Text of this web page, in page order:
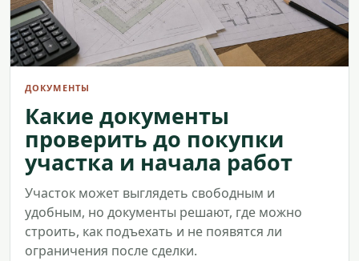
ДОКУМЕНТЫ
Какие документы
проверить до покупки
участка и начала работ
Участок может выглядеть свободным и
удобным, но документы решают, где можно
строить, как подъехать и не появятся ли
ограничения после сделки.